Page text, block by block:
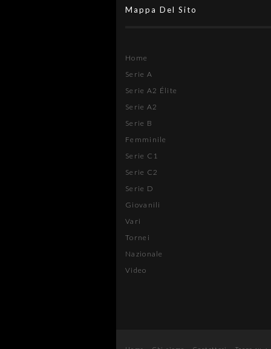
Mappa Del Sito
Home
Serie A
Serie A2 Élite
Serie A2
Serie B
Femminile
Serie C1
Serie C2
Serie D
Giovanili
Vari
Tornei
Nazionale
Video